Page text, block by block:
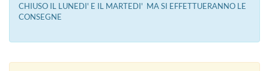
CHIUSO IL LUNEDI' E IL MARTEDI' MA SI EFFETTUERANNO LE
CONSEGNE